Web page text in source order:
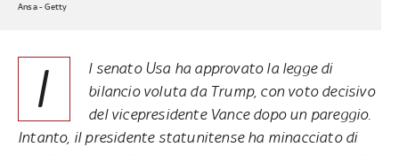
Ansa - Getty
I
l senato Usa ha approvato la legge di
bilancio voluta da Trump, con voto decisivo
del vicepresidente Vance dopo un pareggio.
Intanto, il presidente statunitense ha minacciato di